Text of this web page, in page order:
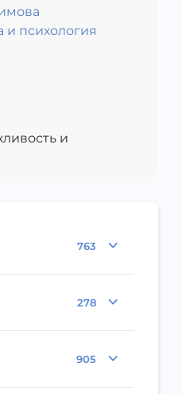
763
278
905
и психология
и